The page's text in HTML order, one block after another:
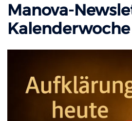
Manova-